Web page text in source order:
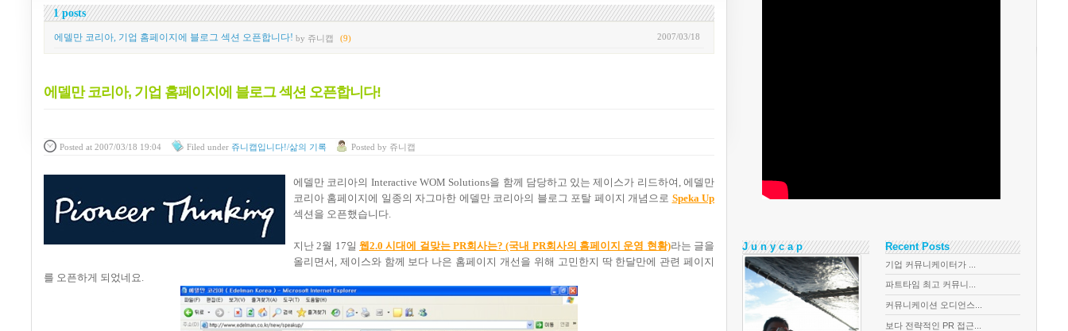
1 posts
2007/03/18
에델만 코리아, 기업 홈페이지에 블로그 섹션 오픈합니다! by 쥬니캡 (9)
에델만 코리아, 기업 홈페이지에 블로그 섹션 오픈합니다!
Posted at 2007/03/18 19:04 Filed under 쥬니캡입니다!/삶의 기록 Posted by 쥬니캡
에델만 코리아의 Interactive WOM Solutions을 함께 담당하고 있는 제이스가 리드하여, 에델만
코리아 홈페이지에 일종의 자그마한 에델만 코리아의 블로그 포탈 페이지 개념으로 Speka Up
섹션을 오픈했습니다.
지난 2월 17일 웹2.0 시대에 걸맞는 PR회사는? (국내 PR회사의 홈페이지 운영 현황)라는 글을
올리면서, 제이스와 함께 보다 나은 홈페이지 개선을 위해 고민한지 딱 한달만에 관련 페이지
를 오픈하게 되었네요.
J u n y c a p Recent Posts
기업 커뮤니케이터가 ...
파트타임 최고 커뮤니...
커뮤니케이션 오디언스...
보다 전략적인 PR 접근...